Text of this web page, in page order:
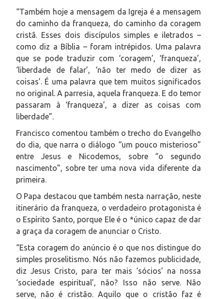
“Também hoje a mensagem da Igreja é a mensagem
do caminho da franqueza, do caminho da coragem
cristã. Esses dois discípulos simples e iletrados –
como diz a Bíblia – foram intrépidos. Uma palavra
que se pode traduzir com ‘coragem’, ‘franqueza’,
‘liberdade de falar’, ‘não ter medo de dizer as
coisas’. É uma palavra que tem muitos significados
no original. A parresia, aquela franqueza. E do temor
passaram à ‘franqueza’, a dizer as coisas com
liberdade”.
Francisco comentou também o trecho do Evangelho
do dia, que narra o diálogo “um pouco misterioso”
entre Jesus e Nicodemos, sobre “o segundo
nascimento”, sobre ter uma nova vida diferente da
primeira.
O Papa destacou que também nesta narração, neste
itinerário da franqueza, o verdadeiro protagonista é
o Espírito Santo, porque Ele é o *único capaz de dar
a graça da coragem de anunciar o Cristo.
“Esta coragem do anúncio é o que nos distingue do
simples proselitismo. Nós não fazemos publicidade,
diz Jesus Cristo, para ter mais ‘sócios’ na nossa
‘sociedade espiritual’, não? Isso não serve. Não
serve, não é cristão. Aquilo que o cristão faz é